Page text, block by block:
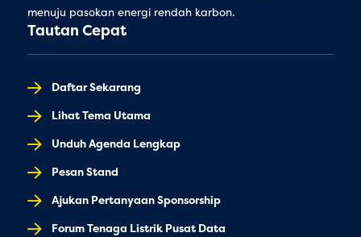
menuju pasokan energi rendah karbon.
Tautan Cepat
Daftar Sekarang
Lihat Tema Utama
Unduh Agenda Lengkap
Pesan Stand
Ajukan Pertanyaan Sponsorship
Forum Tenaga Listrik Pusat Data